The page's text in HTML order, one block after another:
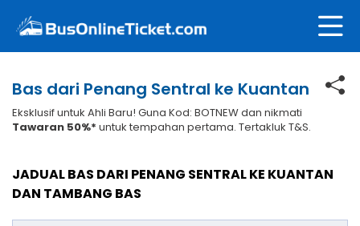
Bas dari Penang Sentral ke Kuantan
Eksklusif untuk Ahli Baru! Guna Kod: BOTNEW dan nikmati
Tawaran 50%* untuk tempahan pertama. Tertakluk T&S.
JADUAL BAS DARI PENANG SENTRAL KE KUANTAN
DAN TAMBANG BAS